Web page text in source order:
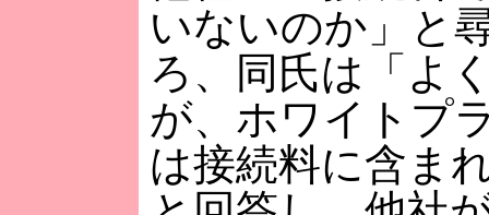
いないのか」と
ろ、同氏は「よ
が、ホワイトプ
は接続料に含ま